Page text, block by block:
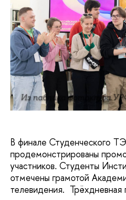
Из паблика фотоклуба
В финале Студенческого
продемонстрированы
участников. Студенты
отмечены грамотой
телевидения. Трёхдневная